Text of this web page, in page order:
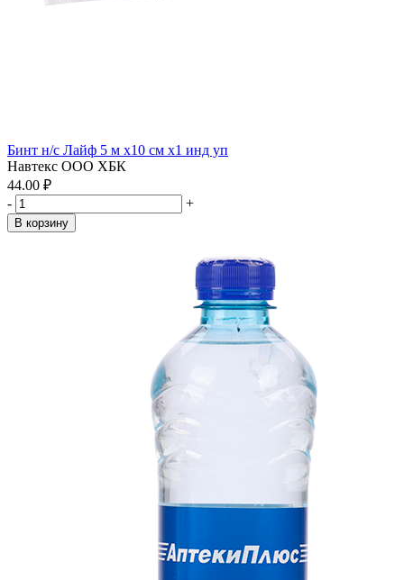
Бинт н/с Лайф 5 м х10 см x1 инд уп
Навтекс ООО ХБК
44.00 ₽
-
+
В корзину